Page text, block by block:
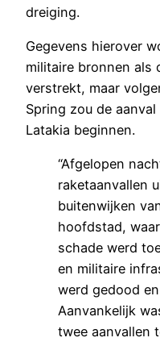
dreiging.
Gegevens hierover
militaire bronnen als
verstrekt, maar
Spring zou de
Latakia beginnen.
“Afgelopen
raketaanvallen
buitenwijken
hoofdstad,
schade werd
en militaire
werd gedood
Aanvankelijk
twee aanvallen